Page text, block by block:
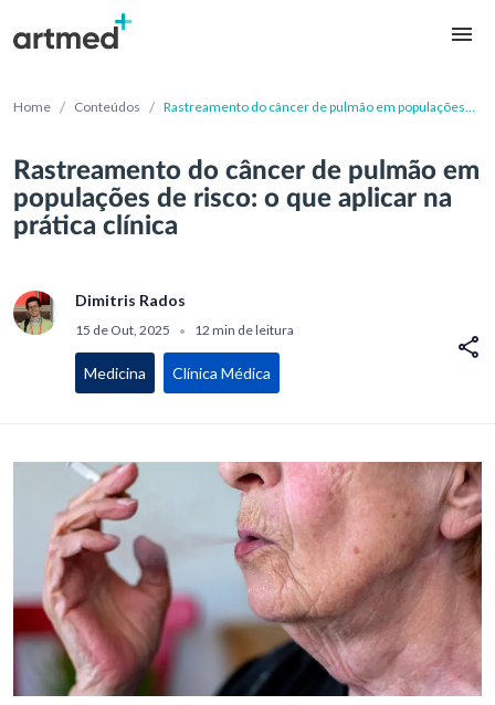
Home / Conteúdos / Rastreamento do câncer de pulmão em populações
Rastreamento do câncer de pulmão em
populações de risco: o que aplicar na
prática clínica
Dimitris Rados
15 de Out, 2025 • 12 min de leitura
Medicina Clínica Médica